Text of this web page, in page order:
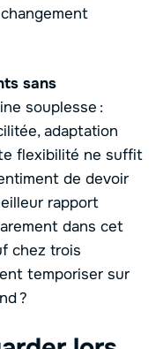
sans
souplesse :
adaptation
flexibilité ne suffit
de devoir
rapport
dans cet
chez trois
temporiser sur
?